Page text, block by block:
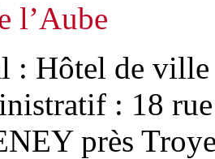
l’Aube
: Hôtel de
: 18 rue
près